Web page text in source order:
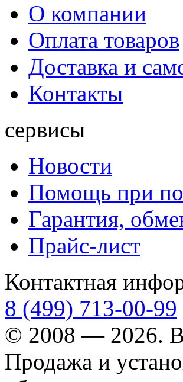
О компании
Оплата товаров
Доставка и
Контакты
сервисы
Новости
Помощь при
Гарантия,
Прайс-лист
Контактная
8 (499) 713-00-99
© 2008 — 2026.
Продажа и